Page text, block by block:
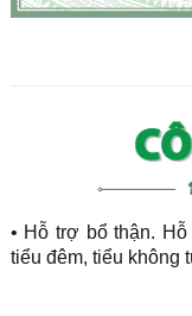
• Hỗ trợ bổ thận.
tiểu đêm, tiểu không